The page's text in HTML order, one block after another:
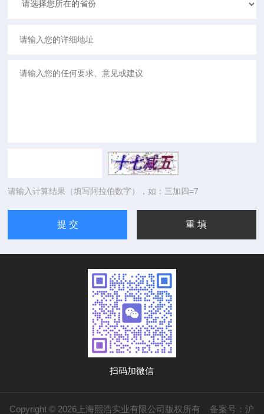
请输入计算结果（填写阿拉伯数字），如：三加四=7
扫码加微信
Copyright © 2026上海熙浩实业有限公司版权所有 备案号：沪